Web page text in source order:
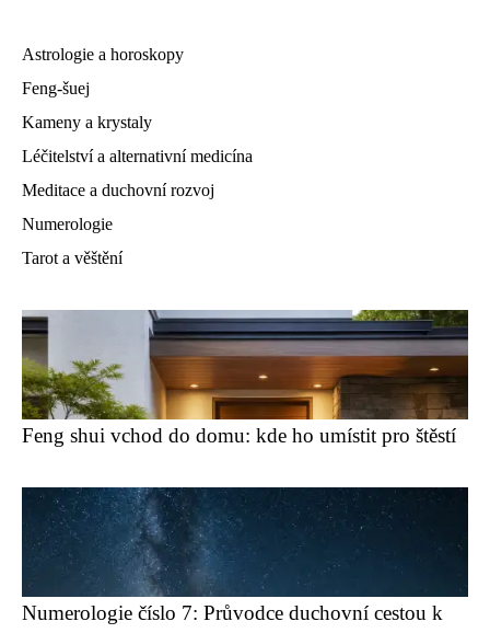
Astrologie a horoskopy
Feng-šuej
Kameny a krystaly
Léčitelství a alternativní medicína
Meditace a duchovní rozvoj
Numerologie
Tarot a věštění
Feng shui vchod do domu: kde ho umístit pro štěstí
Numerologie číslo 7: Průvodce duchovní cestou k